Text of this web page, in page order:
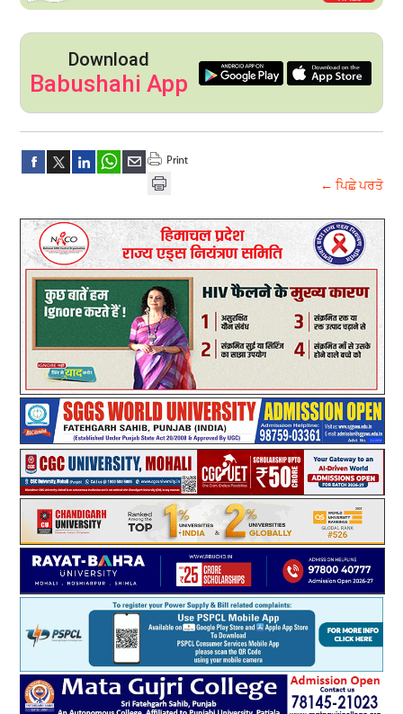
Download
Babushahi App
← ਪਿਛੇ ਪਰਤੋ